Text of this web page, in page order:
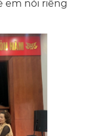
em nói riêng